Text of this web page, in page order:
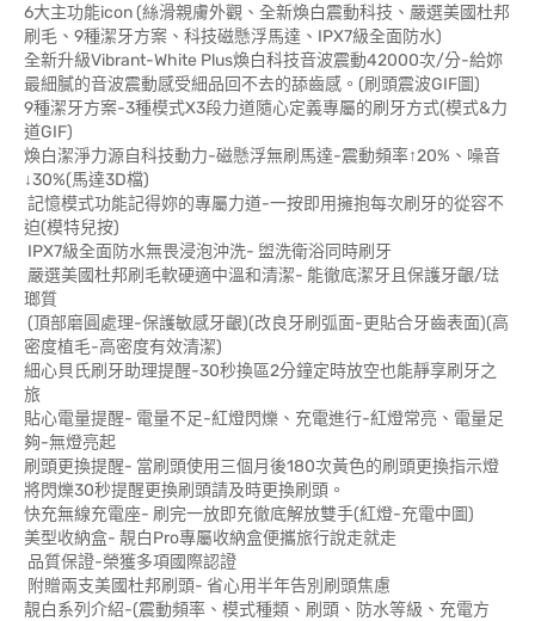
6大主功能icon (絲滑親膚外觀、全新煥白震動科技、嚴選美國杜邦
刷毛、9種潔牙方案、科技磁懸浮馬達、IPX7級全面防水)
全新升級Vibrant-White Plus煥白科技音波震動42000次/分-給妳
最細膩的音波震動感受細品回不去的舔齒感。(刷頭震波GIF圖)
9種潔牙方案-3種模式X3段力道隨心定義專屬的刷牙方式(模式&力
道GIF)
煥白潔淨力源自科技動力-磁懸浮無刷馬達-震動頻率↑20%、噪音
↓30%(馬達3D檔)
記憶模式功能記得妳的專屬力道-一按即用擁抱每次刷牙的從容不
迫(模特兒按)
IPX7級全面防水無畏浸泡沖洗- 盥洗衛浴同時刷牙
嚴選美國杜邦刷毛軟硬適中溫和清潔- 能徹底潔牙且保護牙齦/琺
瑯質
(頂部磨圓處理-保護敏感牙齦)(改良牙刷弧面-更貼合牙齒表面)(高
密度植毛-高密度有效清潔)
細心貝氏刷牙助理提醒-30秒換區2分鐘定時放空也能靜享刷牙之
旅
貼心電量提醒- 電量不足-紅燈閃爍、充電進行-紅燈常亮、電量足
夠-無燈亮起
刷頭更換提醒- 當刷頭使用三個月後180次黃色的刷頭更換指示燈
將閃爍30秒提醒更換刷頭請及時更換刷頭。
快充無線充電座- 刷完一放即充徹底解放雙手(紅燈-充電中圖)
美型收納盒- 靚白Pro專屬收納盒便攜旅行說走就走
品質保證-榮獲多項國際認證
附贈兩支美國杜邦刷頭- 省心用半年告別刷頭焦慮
靚白系列介紹-(震動頻率、模式種類、刷頭、防水等級、充電方